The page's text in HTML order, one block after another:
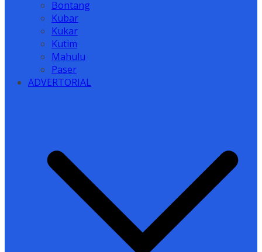
Bontang
Kubar
Kukar
Kutim
Mahulu
Paser
ADVERTORIAL